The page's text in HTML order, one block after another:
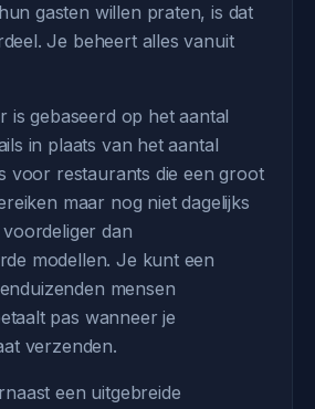
gasten willen praten, is dat
Je beheert alles vanuit
is gebaseerd op het aantal
in plaats van het aantal
voor restaurants die een groot
maar nog niet dagelijks
dan
modellen. Je kunt een
mensen
pas wanneer je
verzenden.
een uitgebreide